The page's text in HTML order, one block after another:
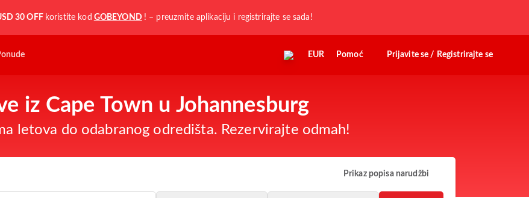
30 OFF koristite kod GOBEYOND ! – preuzmite aplikaciju i registrirajte se sada!
EUR Pomoć Prijavite se / Registrirajte se
iz Cape Town u Johannesburg
letova do odabranog odredišta. Rezervirajte odmah!
Prikaz popisa narudžbi